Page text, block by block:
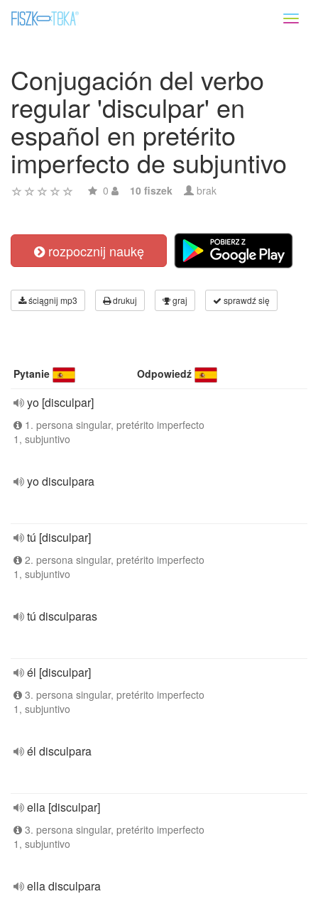
Conjugación del verbo
regular 'disculpar' en
español en pretérito
imperfecto de subjuntivo
0 10 fiszek brak
rozpocznij naukę
ściągnij mp3 drukuj graj sprawdź się
Pytanie Odpowiedź
yo [disculpar]
1. persona singular, pretérito imperfecto
1, subjuntivo
yo disculpara
tú [disculpar]
2. persona singular, pretérito imperfecto
1, subjuntivo
tú disculparas
él [disculpar]
3. persona singular, pretérito imperfecto
1, subjuntivo
él disculpara
ella [disculpar]
3. persona singular, pretérito imperfecto
1, subjuntivo
ella disculpara